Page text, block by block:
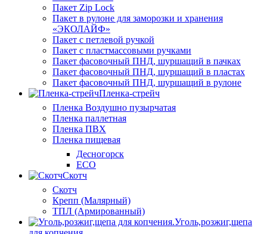
Пакет Zip Lock
Пакет в рулоне для заморозки и хранения
«ЭКОЛАЙФ»
Пакет с петлевой ручкой
Пакет с пластмассовыми ручками
Пакет фасовочный ПНД, шуршащий в пачках
Пакет фасовочный ПНД, шуршащий в пластах
Пакет фасовочный ПНД, шуршащий в рулоне
Пленка-стрейч
Пленка Воздушно пузырчатая
Пленка паллетная
Пленка ПВХ
Пленка пищевая
Десногорск
ECO
Скотч
Скотч
Крепп (Малярный)
ТПЛ (Армированный)
Уголь,розжиг,щепа